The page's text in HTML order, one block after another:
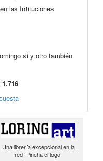
las Intituciones
si y otro también
1.716
Una librería excepcional en la
red ¡Pincha el logo!